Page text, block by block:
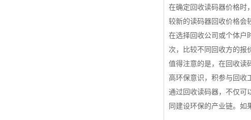
在确定回收读码器价格时
较新的读码器回收价格会
在选择回收公司或个体户
次，比较不同回收方的报
值得注意的是，在回收读
高环保意识，积参与回收
通过回收读码器，不仅可
同建设环保的产业链。如